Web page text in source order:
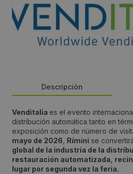
Descripción
Venditalia es el evento
distribución automática tanto en
exposición como de número de
mayo de 2026 Rímini se
global de la industria de la
restauración automatizada,
lugar por segunda vez la feria.
País:
Italy